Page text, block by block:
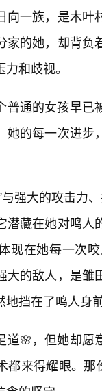
一族，是木叶
家的她，却背
和歧视。
普通的女孩早已
她的每一次进
与强大的攻击力
潜藏在她对鸣
现在她每一次
大的敌人，是
地挡在了鸣人身
道🌸，但她却愿
都来得耀眼。